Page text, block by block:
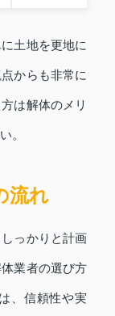
土地を更地に
からも非常に
は解体のメリ
。
流れ
っかりと計画
業者の選び方
、信頼性や実